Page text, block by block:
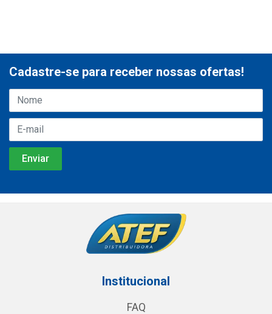
Cadastre-se para receber nossas ofertas!
Institucional
FAQ